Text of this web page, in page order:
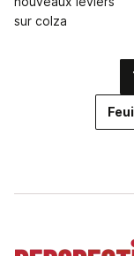
sur colza